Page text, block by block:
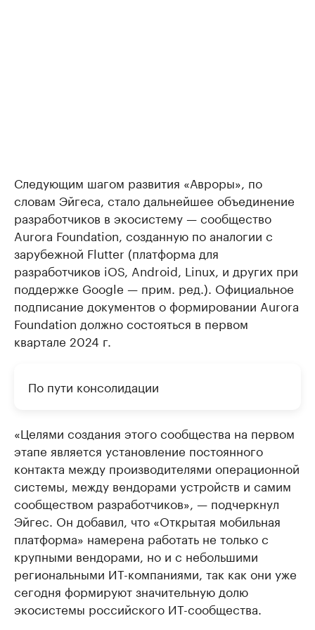
Следующим шагом развития «Авроры», по
словам Эйгеса, стало дальнейшее объединение
разработчиков в экосистему — сообщество
Aurora Foundation, созданную по аналогии с
зарубежной Flutter (платформа для
разработчиков iOS, Android, Linux, и других при
поддержке Google — прим. ред.). Официальное
подписание документов о формировании Aurora
Foundation должно состояться в первом
квартале 2024 г.
По пути консолидации
«Целями создания этого сообщества на первом
этапе является установление постоянного
контакта между производителями операционной
системы, между вендорами устройств и самим
сообществом разработчиков», — подчеркнул
Эйгес. Он добавил, что «Открытая мобильная
платформа» намерена работать не только с
крупными вендорами, но и с небольшими
региональными ИТ-компаниями, так как они уже
сегодня формируют значительную долю
экосистемы российского ИТ-сообщества.